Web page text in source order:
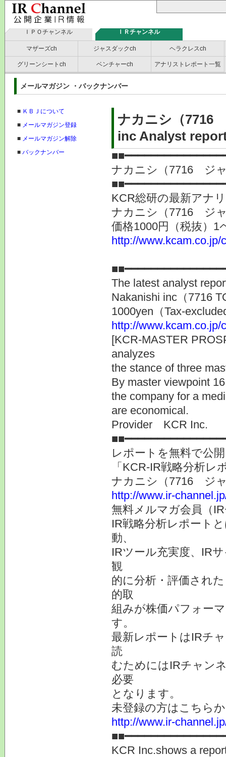
ＩＰＯチャンネル ＩＲチャンネル
マザーズch ジャスダックch ヘラクレスch
グリーンシートch ベンチャーch アナリストレポート一覧
メールマガジン ・バックナンバー
■ ＫＢＪについて
■ メールマガジン登録
■ メールマガジン解除
■ バックナンバー
ナカニシ（7716
inc Analyst
ナカニシ（7716 ジ
KCR総研の最新アナ
ナカニシ（7716 ジ
価格1000円（税抜）1
http://www.kcam.co.jp/
The latest analyst
Nakanishi inc（7716
1000yen（Tax-
http://www.kcam.co.jp/
[KCR-MASTER
analyzes
the stance of three
By master viewpoint
the company for a
are economical.
Provider KCR Inc.
レポートを無料で公
「KCR-IR戦略分析レ
ナカニシ（7716 ジ
http://www.ir-
無料メルマガ会員（
IR戦略分析レポート
動、
IRツール充実度、IR
観
的に分析・評価され
的取
組みが株価パフォー
す。
最新レポートはIRチ
読
むためにはIRチャン
必要
となります。
未登録の方はこちら
http://www.ir-
KCR Inc.shows a